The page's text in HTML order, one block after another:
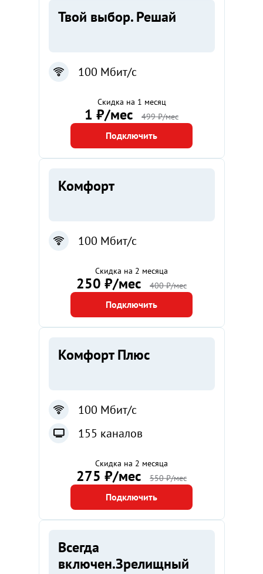
Твой выбор. Решай
100 Мбит/с
Скидка на 1 месяц
1 ₽/мес 499 ₽/мес
Подключить
Комфорт
100 Мбит/с
Скидка на 2 месяца
250 ₽/мес 400 ₽/мес
Подключить
Комфорт Плюс
100 Мбит/с
155 каналов
Скидка на 2 месяца
275 ₽/мес 550 ₽/мес
Подключить
Всегда
включен.Зрелищный